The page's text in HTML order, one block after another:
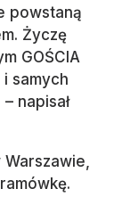
powstaną
Życzę
GOŚCIA
samych
napisał